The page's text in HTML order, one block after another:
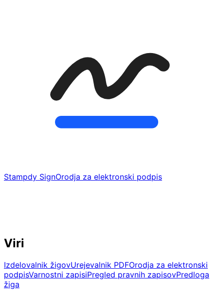
Stampdy SignOrodja za elektronski podpis
Viri
Izdelovalnik žigovUrejevalnik PDFOrodja za elektronski
podpisVarnostni zapisiPregled pravnih zapisovPredloga
žiga